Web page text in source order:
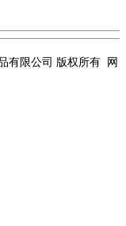
有限公司 版权所有 网